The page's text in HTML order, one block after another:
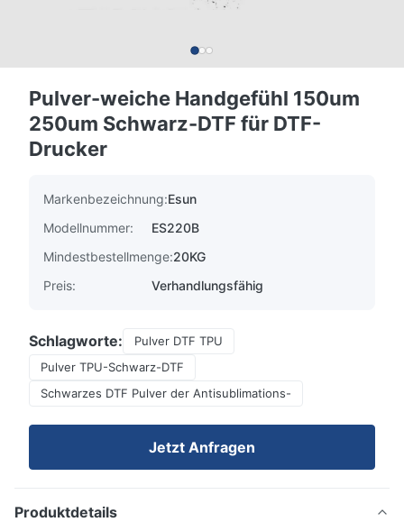
Pulver-weiche Handgefühl 150um
250um Schwarz-DTF für DTF-
Drucker
Markenbezeichnung:Esun
Modellnummer:
ES220B
Mindestbestellmenge:20KG
Preis:
Verhandlungsfähig
Schlagworte:
Pulver DTF TPU
Pulver TPU-Schwarz-DTF
Schwarzes DTF Pulver der Antisublimations-
Jetzt Anfragen
Produktdetails